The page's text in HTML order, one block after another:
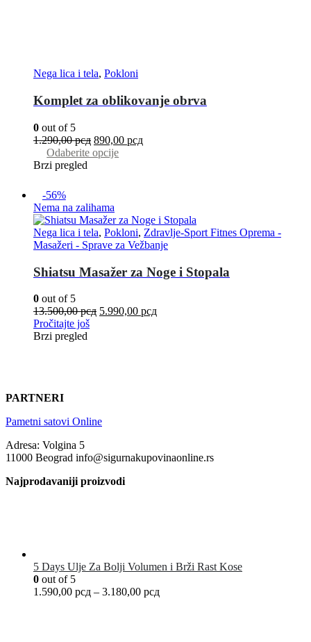
Nega lica i tela, Pokloni
Komplet za oblikovanje obrva
0 out of 5
1.290,00рсд 890,00 рсд
Odaberite opcije
Brzi pregled
-56%
Nema na zalihama
Nega lica i tela, Pokloni, Zdravlje-Sport Fitnes Oprema -
Masažeri - Sprave za Vežbanje
Shiatsu Masažer za Noge i Stopala
0 out of 5
13.500,00рсд 5.990,00 рсд
Pročitajte još
Brzi pregled
PARTNERI
Pametni satovi Online
Adresa: Volgina 5
11000 Beograd info@sigurnakupovinaonline.rs
Najprodavaniji proizvodi
5 Days Ulje Za Bolji Volumen i Brži Rast Kose
0 out of 5
1.590,00 рсд – 3.180,00 рсд